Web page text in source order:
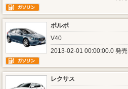
ボルボ
V40
2013-02-01 00:00:00.0 発売
レクサス